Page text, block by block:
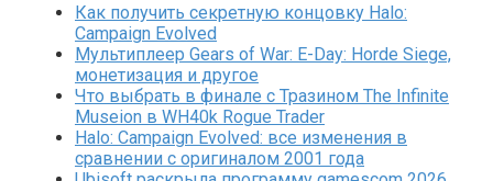
Как получить секретную концовку Halo:
Campaign Evolved
Мультиплеер Gears of War: E-Day: Horde Siege,
монетизация и другое
Что выбрать в финале с Тразином The Infinite
Museion в WH40k Rogue Trader
Halo: Campaign Evolved: все изменения в
сравнении с оригиналом 2001 года